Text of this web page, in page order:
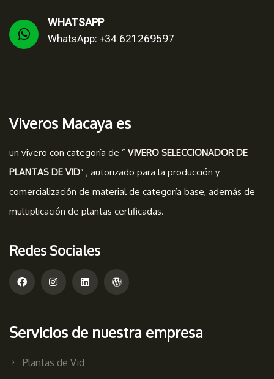
WHATSAPP
WhatsApp: +34 621269597
Viveros Macaya es
un vivero con categoría de ” VIVERO SELECCIONADOR DE
PLANTAS DE VID” , autorizado para la producción y
comercialización de material de categoría base, además de
multiplicación de plantas certificadas.
Redes Sociales
Servicios de nuestra empresa
Plantas de Vid